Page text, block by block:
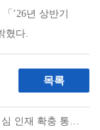
’26년 상반기
혔다.
목록